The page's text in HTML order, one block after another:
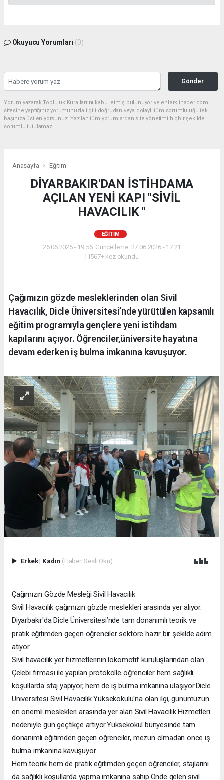
Okuyucu Yorumları (0)
Gönder
Yorum yazarak Topluluk Kuralları’nı kabul etmiş bulunuyor ve enfarklihaber.com
sitesine yaptığınız yorumunuzla ilgili doğrudan veya dolaylı tüm sorumluluğu tek
başınıza üstleniyorsunuz. Yazılan tüm yorumlardan site yönetimi hiçbir şekilde
sorumlu tutulamaz.
Anasayfa Eğitim
DİYARBAKIR'DAN İSTİHDAMA
AÇILAN YENİ KAPI "SİVİL
HAVACILIK "
EĞITIM
26.06.2026 - 19:56, Güncelleme: 27.06.2026 - 17:21
11567+ kez okundu.
Çağımızın gözde mesleklerinden olan Sivil
Havacılık, Dicle Üniversitesi’nde yürütülen kapsamlı
eğitim programıyla gençlere yeni istihdam
kapılarını açıyor. Öğrenciler,üniversite hayatına
devam ederken iş bulma imkanına kavuşuyor.
Erkek| Kadın (Haberi Sesli Oku)
Çağımızın Gözde Mesleği Sivil Havacılık
Sivil Havacılık çağımızın gözde meslekleri arasında yer alıyor.
Diyarbakır'da Dicle Üniversitesi’nde tam donanımlı teorik ve
pratik eğitimden geçen öğrenciler sektöre hazır bir şekilde adım
atıyor.
Sivil havacilik yer hizmetlerinin lokomotif kuruluşlarından olan
Çelebi firması ile yapılan protokolle öğrenciler hem sağlıklı
koşullarda staj yapıyor, hem de iş bulma imkanına ulaşıyor.Dicle
Üniversitesi Sivil Havacılık Yüksekokulu'na olan ilgi, günümüzün
en önemli meslekleri arasında yer alan Sivil Havacılık Hizmetleri
nedeniyle gün geçtikçe artıyor.Yüksekokul bünyesinde tam
donanımlı eğitimden geçen öğrenciler, mezun olmadan önce iş
bulma imkanına kavuşuyor.
Hem teorik hem de pratik eğitimden geçen öğrenciler, stajlarını
da sağlıklı koşullarda yapma imkanına sahip.Önde gelen sivil